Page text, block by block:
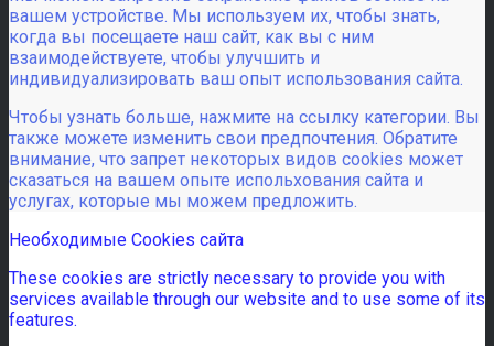
вашем устройстве. Мы используем их, чтобы знать,
когда вы посещаете наш сайт, как вы с ним
взаимодействуете, чтобы улучшить и
индивидуализировать ваш опыт использования сайта.
Чтобы узнать больше, нажмите на ссылку категории. Вы
также можете изменить свои предпочтения. Обратите
внимание, что запрет некоторых видов cookies может
сказаться на вашем опыте испольхования сайта и
услугах, которые мы можем предложить.
Необходимые Cookies сайта
These cookies are strictly necessary to provide you with
services available through our website and to use some of its
features.